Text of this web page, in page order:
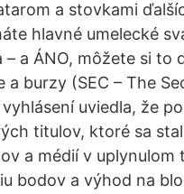
a stovkami
hlavné umelecké
a ÁNO, môžete si to
burzy (SEC – The
uviedla, že
titulov, ktoré sa
a médií v uplynulom
bodov a výhod na